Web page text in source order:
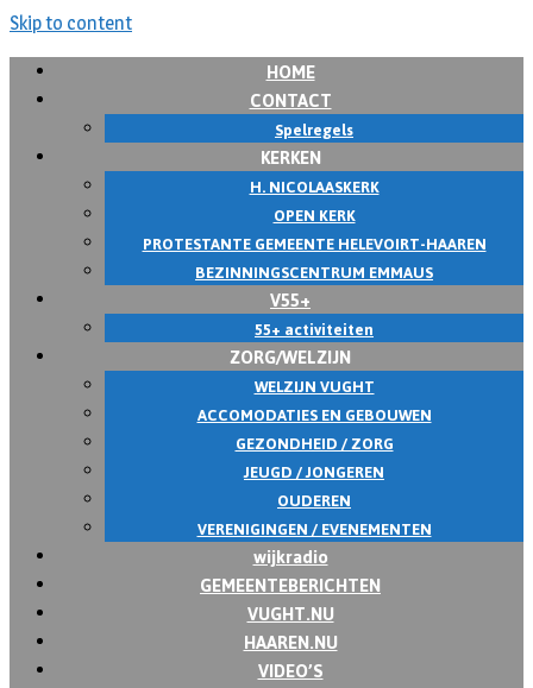
Skip to content
HOME
CONTACT
Spelregels
KERKEN
H. NICOLAASKERK
OPEN KERK
PROTESTANTE GEMEENTE HELEVOIRT-HAAREN
BEZINNINGSCENTRUM EMMAUS
V55+
55+ activiteiten
ZORG/WELZIJN
WELZIJN VUGHT
ACCOMODATIES EN GEBOUWEN
GEZONDHEID / ZORG
JEUGD / JONGEREN
OUDEREN
VERENIGINGEN / EVENEMENTEN
wijkradio
GEMEENTEBERICHTEN
VUGHT.NU
HAAREN.NU
VIDEO’S